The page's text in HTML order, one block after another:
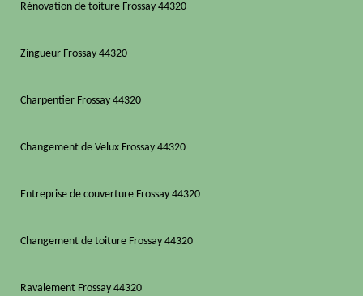
Rénovation de toiture Frossay 44320
Zingueur Frossay 44320
Charpentier Frossay 44320
Changement de Velux Frossay 44320
Entreprise de couverture Frossay 44320
Changement de toiture Frossay 44320
Ravalement Frossay 44320